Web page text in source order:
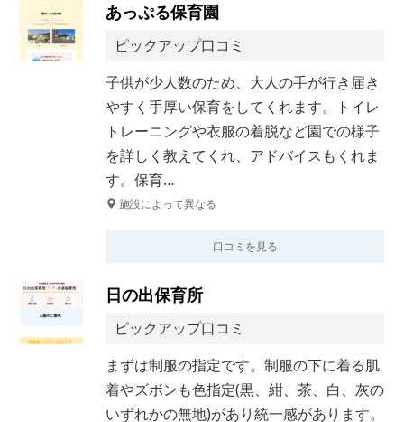
あっぷる保育園
ピックアップ口コミ
子供が少人数のため、大人の手が行き届き
やすく手厚い保育をしてくれます。トイレ
トレーニングや衣服の着脱など園での様子
を詳しく教えてくれ、アドバイスもくれま
す。保育…
施設によって異なる
口コミを見る
日の出保育所
ピックアップ口コミ
まずは制服の指定です。制服の下に着る肌
着やズボンも色指定(黒、紺、茶、白、灰の
いずれかの無地)があり統一感があります。